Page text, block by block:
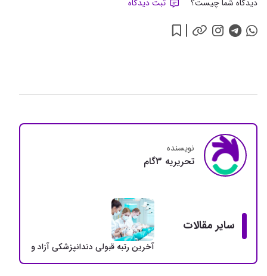
دیدگاه شما چیست؟ ثبت دیدگاه
نویسنده
تحريريه 3گام
سایر مقالات
آخرین رتبه قبولی دندانپزشکی آزاد و دولتی +